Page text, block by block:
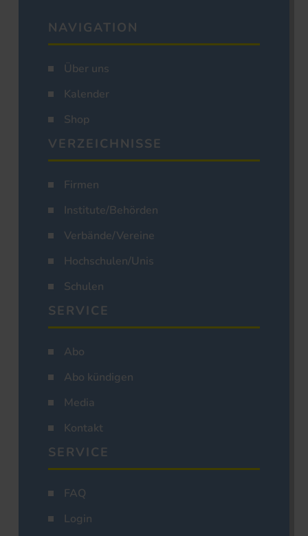
NAVIGATION
Über uns
Kalender
Shop
VERZEICHNISSE
Firmen
Institute/Behörden
Verbände/Vereine
Hochschulen/Unis
Schulen
SERVICE
Abo
Abo kündigen
Media
Kontakt
SERVICE
FAQ
Login